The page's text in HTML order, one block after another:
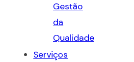
Gestão
da
Qualidade
Serviços